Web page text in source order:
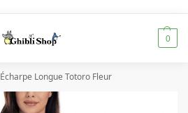
0
Écharpe Longue Totoro Fleur